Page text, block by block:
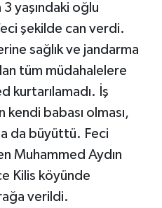
3 yaşındaki oğlu
şekilde can verdi.
sağlık ve jandarma
tüm müdahalelere
kurtarılamadı. İş
kendi babası olması,
da büyüttü. Feci
Muhammed Aydın
Kilis köyünde
verildi.